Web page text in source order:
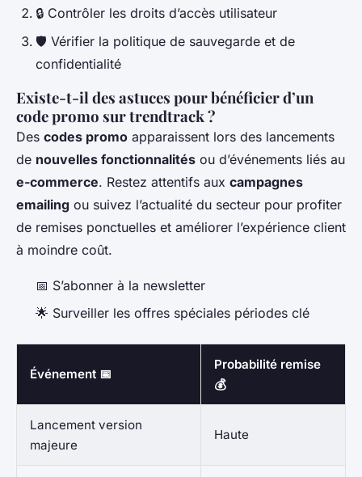
🔒 Contrôler les droits d’accès utilisateur
🛡️ Vérifier la politique de sauvegarde et de
confidentialité
Existe-t-il des astuces pour bénéficier d’un
code promo sur trendtrack ?
Des codes promo apparaissent lors des lancements
de nouvelles fonctionnalités ou d’événements liés au
e-commerce. Restez attentifs aux campagnes
emailing ou suivez l’actualité du secteur pour profiter
de remises ponctuelles et améliorer l’expérience client
à moindre coût.
📅 S’abonner à la newsletter
🌟 Surveiller les offres spéciales périodes clé
Événement 📅
Probabilité remise
💰
Lancement version
majeure
Haute